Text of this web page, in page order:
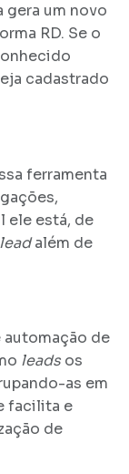
gera um novo
RD. Se o
cadastrado
ferramenta
ele está, de
leadalém de
de
leads os
as em
facilita e
de